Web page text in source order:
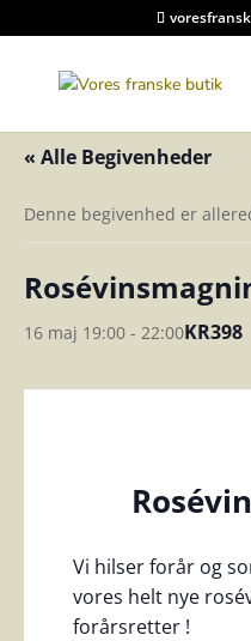
« Alle Begivenheder
Denne begivenhed er
16 maj 19:00 - 22:00KR398
Vi hilser forår og
vores helt nye
forårsretter !